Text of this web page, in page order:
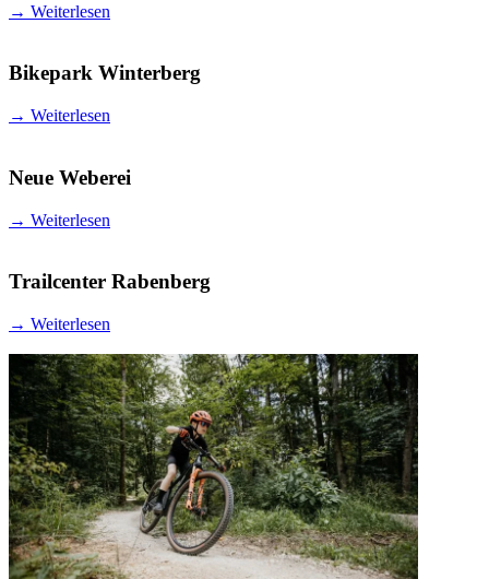
→ Weiterlesen
Bikepark Winterberg
→ Weiterlesen
Neue Weberei
→ Weiterlesen
Trailcenter Rabenberg
→ Weiterlesen